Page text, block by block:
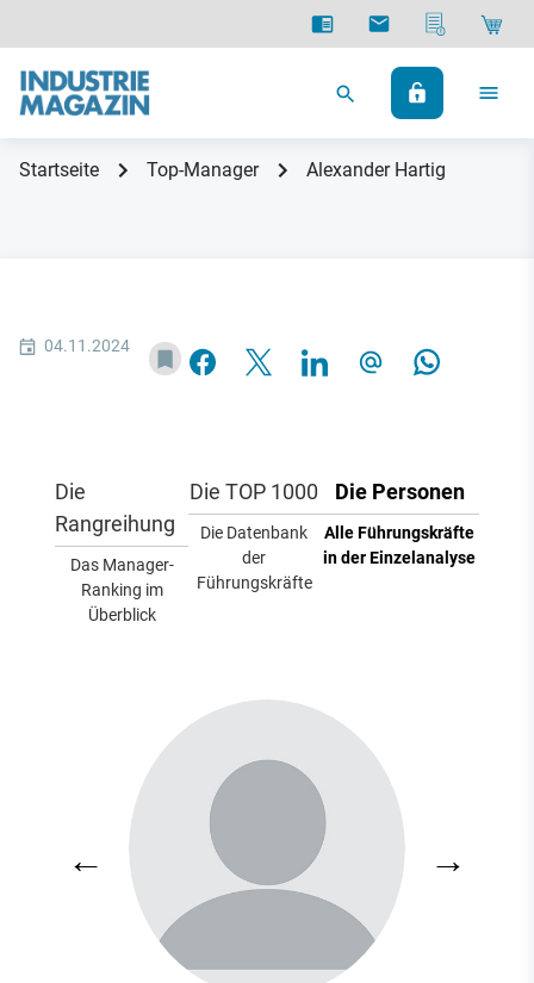
Startseite Top-Manager Alexander Hartig
04.11.2024
Die
Rangreihung
Das Manager-
Ranking im
Überblick
Die TOP 1000
Die Datenbank
der
Führungskräfte
Die Personen
Alle Führungskräfte
in der Einzelanalyse
← →